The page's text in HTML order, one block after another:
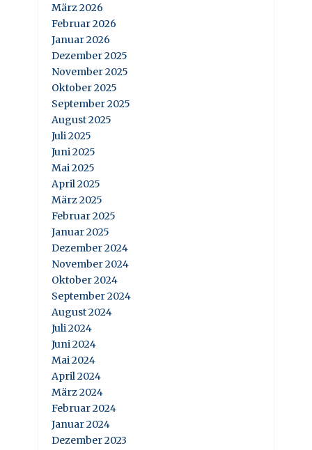
März 2026
Februar 2026
Januar 2026
Dezember 2025
November 2025
Oktober 2025
September 2025
August 2025
Juli 2025
Juni 2025
Mai 2025
April 2025
März 2025
Februar 2025
Januar 2025
Dezember 2024
November 2024
Oktober 2024
September 2024
August 2024
Juli 2024
Juni 2024
Mai 2024
April 2024
März 2024
Februar 2024
Januar 2024
Dezember 2023